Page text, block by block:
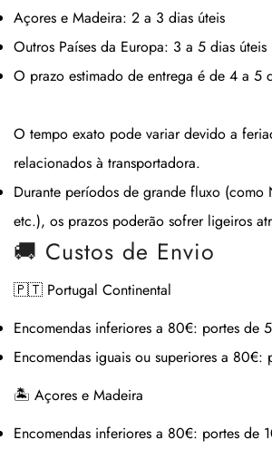
Açores e Madeira: 2 a 3 dias úteis
Outros Países da Europa: 3 a 5 dias úteis
O prazo estimado de entrega é de 4 a 5
O tempo exato pode variar devido a
relacionados à transportadora.
Durante períodos de grande fluxo (como
etc.), os prazos poderão sofrer ligeiros
🚚 Custos de Envio
🇵🇹 Portugal Continental
Encomendas inferiores a 80€: portes de
Encomendas iguais ou superiores a 80€:
🏝 Açores e Madeira
Encomendas inferiores a 80€: portes de